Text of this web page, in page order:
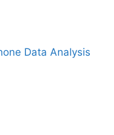
Data Analysis